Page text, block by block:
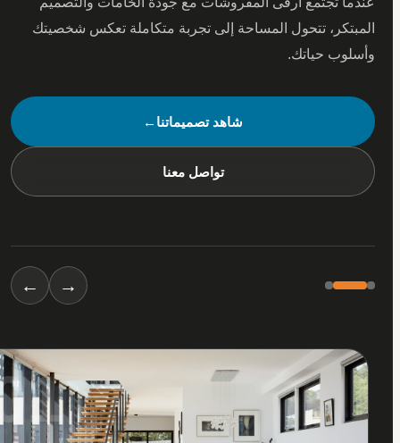
تتحول المساحة إلى تجربة متكاملة تعكس شخصيتك
حياتك.
شاهد تصميماتنا ←
تواصل معنا
←
01